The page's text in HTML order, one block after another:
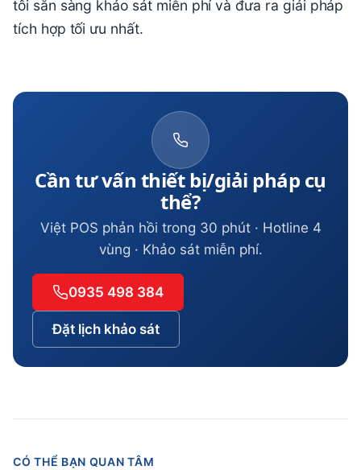
tôi sẵn sàng khảo sát miễn phí và đưa ra giải pháp
tích hợp tối ưu nhất.
Cần tư vấn thiết bị/giải pháp cụ
thể?
Việt POS phản hồi trong 30 phút · Hotline 4
vùng · Khảo sát miễn phí.
0935 498 384
Đặt lịch khảo sát
CÓ THỂ BẠN QUAN TÂM